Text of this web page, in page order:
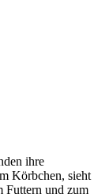
ihre
Körbchen, sieht
Futtern und zum